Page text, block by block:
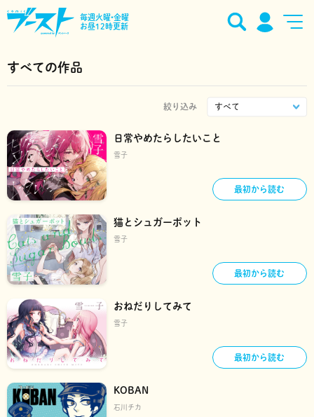
毎週火曜•金曜
お昼12時更新
すべての作品
絞り込み
日常やめたらしたいこと
雪子
最初から読む
猫とシュガーポット
雪子
最初から読む
おねだりしてみて
雪子
最初から読む
KOBAN
石川チカ